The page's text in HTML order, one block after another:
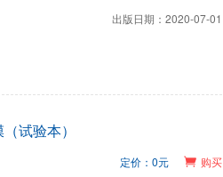
出版日期：2020-07-01
试验本）
购买
定价：0元